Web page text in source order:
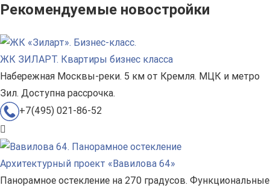
Рекомендуемые новостройки
ЖК ЗИЛАРТ. Квартиры бизнес класса
Набережная Москвы-реки. 5 км от Кремля. МЦК и метро
Зил. Доступна рассрочка.
+7(495) 021-86-52
Архитектурный проект «Вавилова 64»
Панорамное остекление на 270 градусов. Функциональные